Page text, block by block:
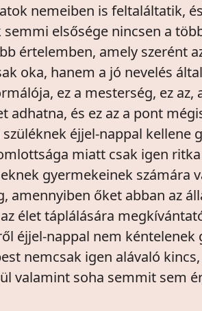
nemeiben is feltaláltatik,
elsősége nincsen a
értelemben, amely szerént
oka, hanem a jó nevelés
ez a mesterség, ez az,
adhatna, és ez az a pont
éjjel-nappal kellene
miatt csak igen
gyermekeinek számára
amennyiben őket abban az
élet táplálására
éjjel-nappal nem kéntelenek
nemcsak igen alávaló
valamint soha semmit sem